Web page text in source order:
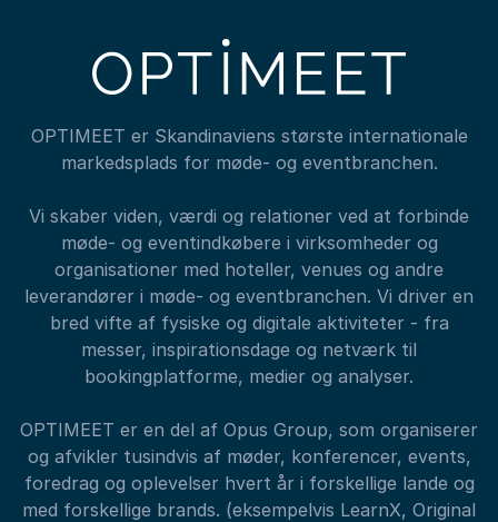
OPTIMEET er Skandinaviens største internationale
markedsplads for møde- og eventbranchen.
Vi skaber viden, værdi og relationer ved at forbinde
møde- og eventindkøbere i virksomheder og
organisationer med hoteller, venues og andre
leverandører i møde- og eventbranchen. Vi driver en
bred vifte af fysiske og digitale aktiviteter - fra
messer, inspirationsdage og netværk til
bookingplatforme, medier og analyser.
OPTIMEET er en del af Opus Group, som organiserer
og afvikler tusindvis af møder, konferencer, events,
foredrag og oplevelser hvert år i forskellige lande og
med forskellige brands. (eksempelvis LearnX, Original